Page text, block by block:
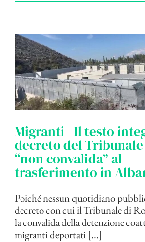
Migranti | Il testo
decreto del
“non convalida” al
trasferimento in
Poiché nessun quotidiano
decreto con cui il Tribunale di
la convalida della detenzione
migranti deportati [...]